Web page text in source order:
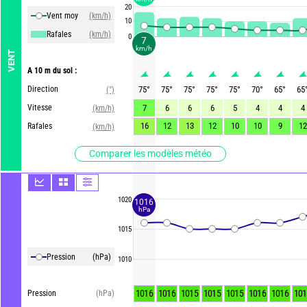
VENT
Vent moy
(km/h)
Rafales
(km/h)
A 10 m du sol :
Direction
(°)
Vitesse
(km/h)
Rafales
(km/h)
Comparer les modèles météo
Pression (hPa)
Pression (hPa)
20
10
0
1020
1015
1010
75° 75° 75° 75° 75° 70° 65° 65
7
6 6 6 5 4 4
4
16
12 13 12 10 10 9 12
1016 1016 1015 1015 1015 1016 1016
7
km/h
1016
hPa